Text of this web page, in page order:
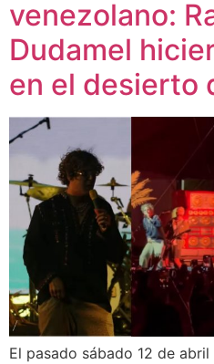
venezolano:
Dudamel
en el desierto
El pasado sábado 12 de